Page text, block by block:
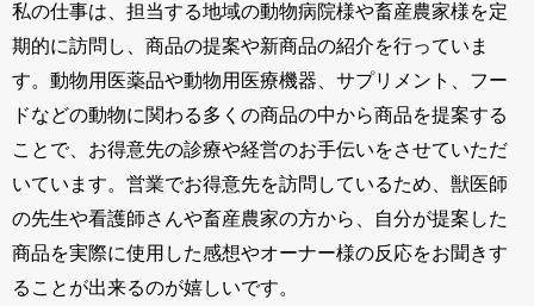
私の仕事は、担当する地域の動物病院様や畜産農家様を定
期的に訪問し、商品の提案や新商品の紹介を行っていま
す。動物用医薬品や動物用医療機器、サプリメント、フー
ドなどの動物に関わる多くの商品の中から商品を提案する
ことで、お得意先の診療や経営のお手伝いをさせていただ
いています。営業でお得意先を訪問しているため、獣医師
の先生や看護師さんや畜産農家の方から、自分が提案した
商品を実際に使用した感想やオーナー様の反応をお聞きす
ることが出来るのが嬉しいです。